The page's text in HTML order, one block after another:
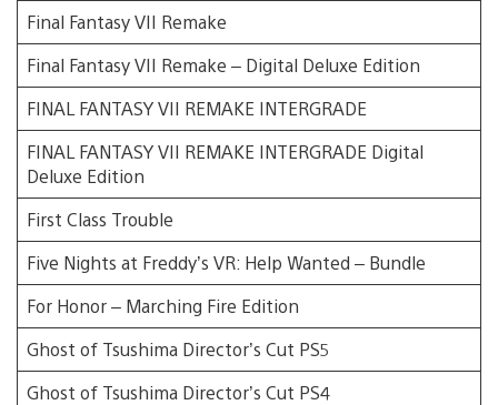
Final Fantasy VII Remake
Final Fantasy VII Remake – Digital Deluxe Edition
FINAL FANTASY VII REMAKE INTERGRADE
FINAL FANTASY VII REMAKE INTERGRADE Digital
Deluxe Edition
First Class Trouble
Five Nights at Freddy’s VR: Help Wanted – Bundle
For Honor – Marching Fire Edition
Ghost of Tsushima Director’s Cut PS5
Ghost of Tsushima Director’s Cut PS4